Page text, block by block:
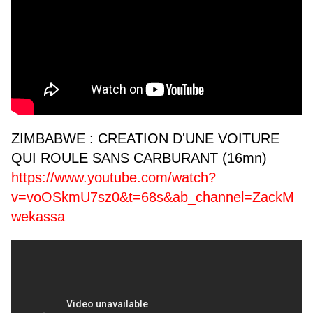
ZIMBABWE : CREATION D'UNE VOITURE
QUI ROULE SANS CARBURANT (16mn)
https://www.youtube.com/watch?
v=voOSkmU7sz0&t=68s&ab_channel=ZackM
wekassa